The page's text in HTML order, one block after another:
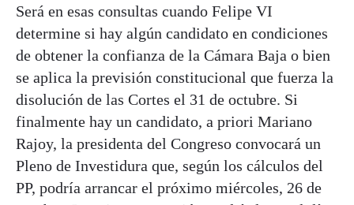
Será en esas consultas cuando Felipe VI
determine si hay algún candidato en condiciones
de obtener la confianza de la Cámara Baja o bien
se aplica la previsión constitucional que fuerza la
disolución de las Cortes el 31 de octubre. Si
finalmente hay un candidato, a priori Mariano
Rajoy, la presidenta del Congreso convocará un
Pleno de Investidura que, según los cálculos del
PP, podría arrancar el próximo miércoles, 26 de